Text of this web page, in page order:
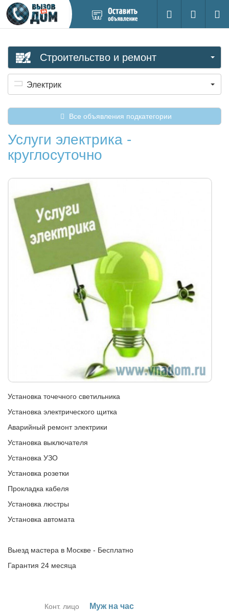
новое
Поиск
Вход на
Строительство и ремонт
Электрик
Все объявления подкатегории
Услуги электрика -
круглосуточно
Установка точечного светильника
Установка электрического щитка
Аварийный ремонт электрики
Установка выключателя
Установка УЗО
Установка розетки
Прокладка кабеля
Установка люстры
Установка автомата
Выезд мастера в Москве - Бесплатно
Гарантия 24 месяца
Конт. лицо Муж на час